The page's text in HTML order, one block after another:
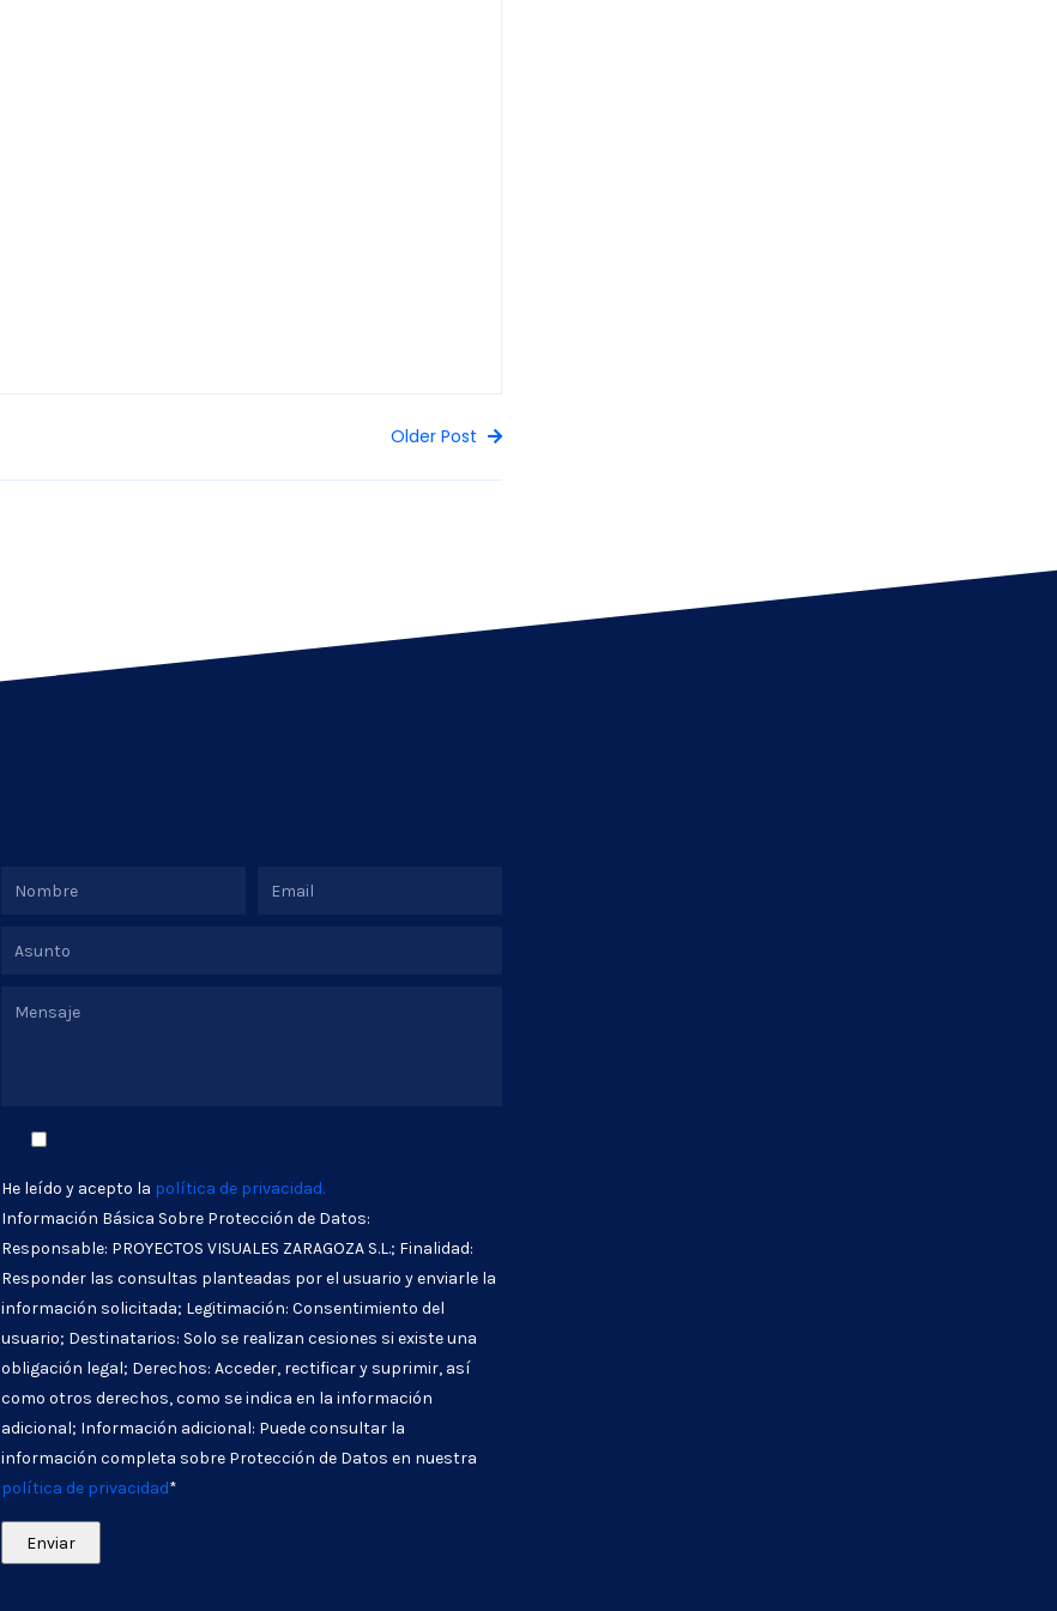
Older Post
He leído y acepto la política de privacidad.
Información Básica Sobre Protección de Datos:
Responsable: PROYECTOS VISUALES ZARAGOZA S.L.; Finalidad:
Responder las consultas planteadas por el usuario y enviarle la
información solicitada; Legitimación: Consentimiento del
usuario; Destinatarios: Solo se realizan cesiones si existe una
obligación legal; Derechos: Acceder, rectificar y suprimir, así
como otros derechos, como se indica en la información
adicional; Información adicional: Puede consultar la
información completa sobre Protección de Datos en nuestra
política de privacidad*